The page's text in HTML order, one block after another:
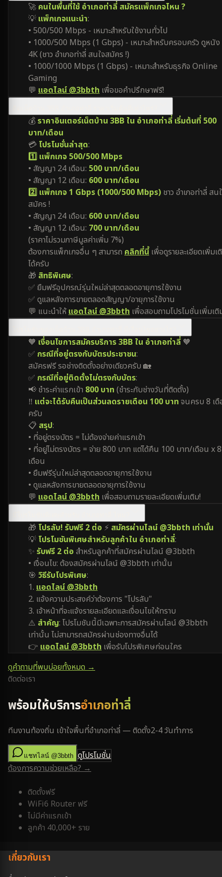
🚀 คนในพื้นที่ใช้ อำเภอท่าลี่ สมัครแพ็กเกจไหน ?
💡 แพ็กเกจแนะนำ:
• 500/500 Mbps - เหมาะสำหรับใช้งานทั่วไป
• 1000/500 Mbps (1 Gbps) - เหมาะสำหรับครอบครัว ดูหนัง
4K (ชาว อำเภอท่าลี่ สนใจสมัคร !)
• 1000/1000 Mbps (1 Gbps) - เหมาะสำหรับธุรกิจ Online
Gaming
💬 แอดไลน์ @3bbth เพื่อขอคำปรึกษาฟรี!
💰ราคาอินเตอร์เน็ตบ้าน 3BB ใน อำเภอท่าลี่ เริ่มต้นที่ 500
บาท/เดือน
💳 โปรโมชั่นล่าสุด:
1️⃣ แพ็กเกจ 500/500 Mbps
• สัญญา 24 เดือน: 500 บาท/เดือน
• สัญญา 12 เดือน: 600 บาท/เดือน
2️⃣ แพ็กเกจ 1 Gbps (1000/500 Mbps) ชาว อำเภอท่าลี่ สน
สมัคร !
• สัญญา 24 เดือน: 600 บาท/เดือน
• สัญญา 12 เดือน: 700 บาท/เดือน
(ราคาไม่รวมภาษีมูลค่าเพิ่ม 7%)
ต้องการแพ็กเกจอื่น ๆ สามารถ คลิกที่นี้เพื่อดูรายละเอียดเพิ่มเ
ได้ครับ
🎁 สิทธิพิเศษ:
✅ ยืมฟรีอุปกรณ์รุ่นใหม่ล่าสุดตลอดอายุการใช้งาน
✅ ดูแลหลังการขายตลอดสัญญา/อายุการใช้งาน
💬 แนะนำให้แอดไลน์ @3bbth เพื่อสอบถามโปรโมชั่นเพิ่มเติ
🧡 เงื่อนไขการสมัครบริการ 3BB ใน อำเภอท่าลี่ 🧡
✅ กรณีที่อยู่ตรงกับบัตรประชาชน:
สมัครฟรี รอช่างติดตั้งอย่างเดียวครับ 🏡
✅ กรณีที่อยู่ติดตั้งไม่ตรงกับบัตร:
📢 ชำระค่าแรกเข้า 800 บาท (ชำระกับช่างวันที่ติดตั้ง)
‼️ แต่จะได้รับคืนเป็นส่วนลดรายเดือน 100 บาท จนครบ 8 เ
ครับ
📋 สรุป:
• ที่อยู่ตรงบัตร = ไม่ต้องจ่ายค่าแรกเข้า
• ที่อยู่ไม่ตรงบัตร = จ่าย 800 บาท แต่ได้คืน 100 บาท/เดือน x 8
เดือน
• ยืมฟรีรุ่นใหม่ล่าสุดตลอดอายุการใช้งาน
• ดูแลหลังการขายตลอดอายุการใช้งาน
💬 แอดไลน์ @3bbth เพื่อสอบถามรายละเอียดเพิ่มเติม!
🎁 โปรลับ! รับฟรี 2 ต่อ ⚡ สมัครผ่านไลน์ @3bbth เท่านั้น
💡 โปรโมชันพิเศษสำหรับลูกค้าใน อำเภอท่าลี่:
✨ รับฟรี 2 ต่อ สำหรับลูกค้าที่สมัครผ่านไลน์ @3bbth
• เงื่อนไข: ต้องสมัครผ่านไลน์ @3bbth เท่านั้น
🎯 วิธีรับโปรพิเศษ:
1. แอดไลน์ @3bbth
2. แจ้งความประสงค์ว่าต้องการ "โปรลับ"
3. เจ้าหน้าที่จะแจ้งรายละเอียดและเงื่อนไขให้ทราบ
⚠️ สำคัญ: โปรโมชันนี้มีเฉพาะการสมัครผ่านไลน์ @3bbth
เท่านั้น ไม่สามารถสมัครผ่านช่องทางอื่นได้
👉 แอดไลน์ @3bbth เพื่อรับโปรพิเศษก่อนใคร
ดูคำถามที่พบบ่อยทั้งหมด →
ติดต่อเรา
พร้อมให้บริการอำเภอท่าลี่
ทีมงานท้องถิ่น เข้าใจพื้นที่อำเภอท่าลี่ — ติดตั้ง2-4 วันทำการ
แชทไลน์ @3bbth ดูโปรโมชั่น
ต้องการความช่วยเหลือ? →
ติดตั้งฟรี
WiFi6 Router ฟรี
ไม่มีค่าแรกเข้า
ลูกค้า 40,000+ ราย
เกี่ยวกับเรา